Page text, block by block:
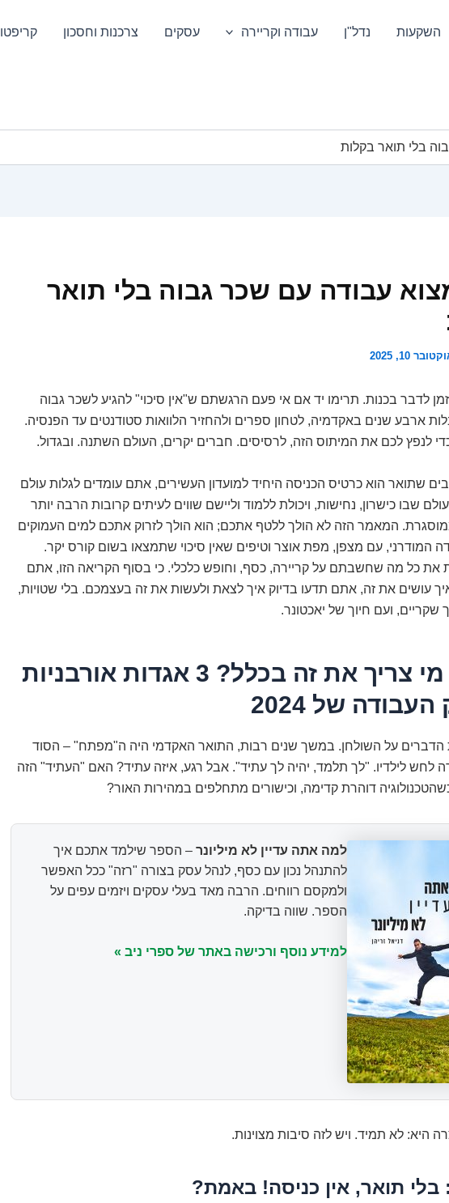
השקעות נדל"ן עבודה וקריירה עסקים צרכנות וחסכון קריפטו
בלי תואר בקלות
עבודה עם שכר גבוה בלי תואר
10, 2025
לדבר בכנות. תרימו יד אם אי פעם הרגשתם ש"אין סיכוי" להגיע לשכר גבוה
ארבע שנים באקדמיה, לטחון ספרים ולהחזיר הלוואות סטודנטים עד הפנסיה.
כדי לנפץ לכם את המיתוס הזה, לרסיסים. חברים יקרים, העולם השתנה. ובגדול.
שתואר הוא כרטיס הכניסה היחיד למועדון העשירים, אתם עומדים לגלות עולם
שבו כישרון, נחישות, ויכולת ללמוד וליישם שווים לעיתים קרובות הרבה יותר
המאמר הזה לא הולך ללטף אתכם; הוא הולך לזרוק אתכם למים העמוקים
המודרני, עם מצפן, מפת אוצר וטיפים שאין סיכוי שתמצאו בשום קורס יקר.
את כל מה שחשבתם על קריירה, כסף, וחופש כלכלי. כי בסוף הקריאה הזו, אתם
עושים את זה, אתם תדעו בדיוק איך לצאת ולעשות את זה בעצמכם. בלי שטויות,
שקריים, ועם חיוך של יאכטונר.
תואר? מי צריך את זה בכלל? 3 אגדות אורבניות
של 2024
הדברים על השולחן. במשך שנים רבות, התואר האקדמי היה ה"מפתח" – הסוד
לחש לילדיו. "לך תלמד, יהיה לך עתיד". אבל רגע, איזה עתיד? האם "העתיד" הזה
כשהטכנולוגיה דוהרת קדימה, וכישורים מתחלפים במהירות האור?
למה אתה עדיין לא מיליונר – הספר שילמד אתכם איך
להתנהל נכון עם כסף, לנהל עסק בצורה "רזה" ככל האפשר
ולמקסם רווחים. הרבה מאד בעלי עסקים ויזמים עפים על
הספר. שווה בדיקה.
למידע נוסף ורכישה באתר של ספרי ניב »
היא: לא תמיד. ויש לזה סיבות מצוינות.